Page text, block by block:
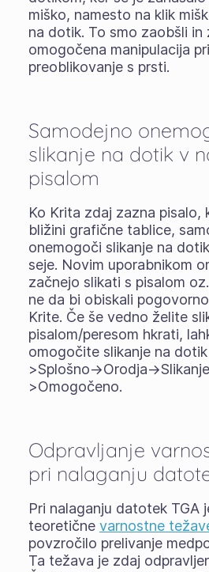
miško, namesto na klik
na dotik. To smo zaobšli in
omogočena manipulacija
preoblikovanje s prsti.
Samodejno
slikanje na dotik v
pisalom
Ko Krita zdaj zazna pisalo,
bližini grafične tablice,
onemogoči slikanje na
seje. Novim uporabnikom
začnejo slikati s pisalom
ne da bi obiskali
Krite. Če še vedno želite
pisalom/peresom hkrati,
omogočite slikanje na
>Splošno->Orodja-
>Omogočeno.
Odpravljanje
pri nalaganju
Pri nalaganju datotek TGA
teoretične varnostne
povzročilo prelivanje
Ta težava je zdaj